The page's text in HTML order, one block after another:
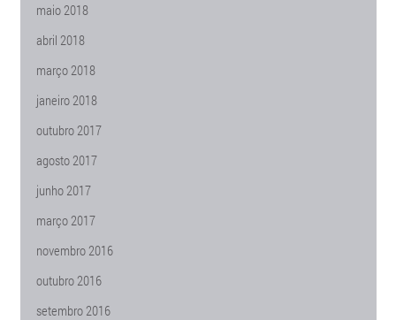
maio 2018
abril 2018
março 2018
janeiro 2018
outubro 2017
agosto 2017
junho 2017
março 2017
novembro 2016
outubro 2016
setembro 2016